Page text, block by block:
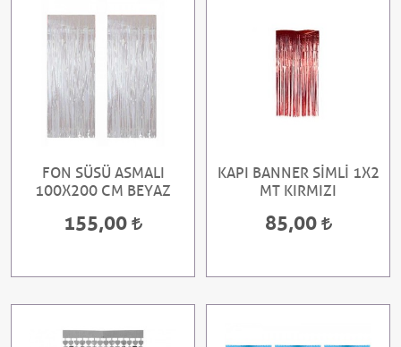
FON SÜSÜ ASMALI
100X200 CM BEYAZ
155,00
KAPI BANNER SİMLİ 1X2
MT KIRMIZI
85,00